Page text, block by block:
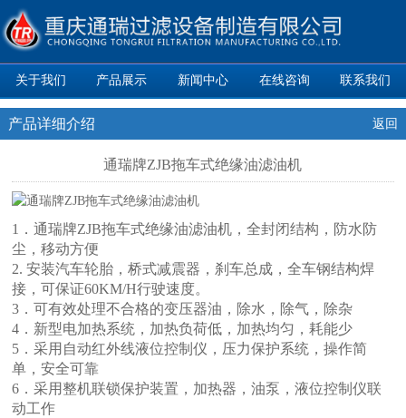
关于我们 产品展示 新闻中心 在线咨询 联系我们
产品详细介绍 返回
通瑞牌ZJB拖车式绝缘油滤油机
1．通瑞牌ZJB拖车式绝缘油滤油机，全封闭结构，防水防
尘，移动方便
2. 安装汽车轮胎，桥式减震器，刹车总成，全车钢结构焊
接，可保证60KM/H行驶速度。
3．可有效处理不合格的变压器油，除水，除气，除杂
4．新型电加热系统，加热负荷低，加热均匀，耗能少
5．采用自动红外线液位控制仪，压力保护系统，操作简
单，安全可靠
6．采用整机联锁保护装置，加热器，油泵，液位控制仪联
动工作